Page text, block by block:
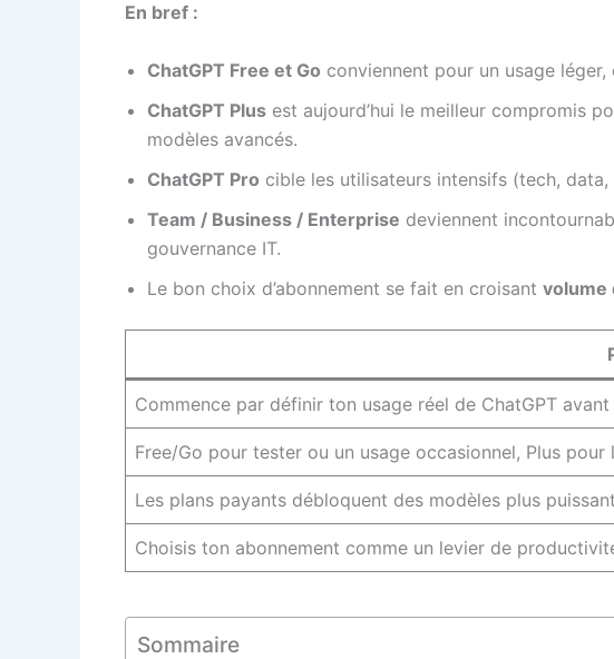
En bref :
ChatGPT Free et Go conviennent pour un usage
ChatGPT Plus est aujourd’hui le meilleur compromis
modèles avancés.
ChatGPT Pro cible les utilisateurs intensifs (tech,
Team / Business / Enterprise deviennent
gouvernance IT.
Le bon choix d’abonnement se fait en croisant volume
Commence par définir ton usage réel de ChatGPT
Free/Go pour tester ou un usage occasionnel, Plus
Les plans payants débloquent des modèles plus
Choisis ton abonnement comme un levier de
Sommaire